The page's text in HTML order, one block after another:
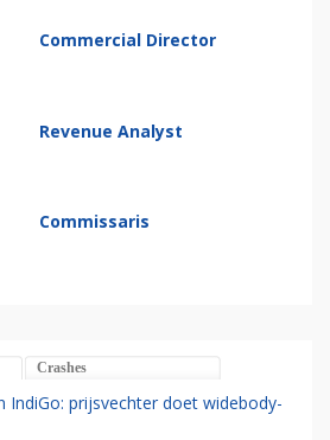
Commercial Director
Revenue Analyst
Commissaris
Crashes
IndiGo: prijsvechter doet widebody-